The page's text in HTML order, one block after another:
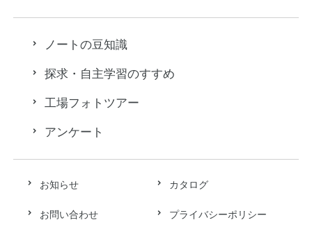
お知らせ カタログ
お問い合わせ プライバシーポリシー
ノートの豆知識
探求・自主学習のすすめ
工場フォトツアー
アンケート